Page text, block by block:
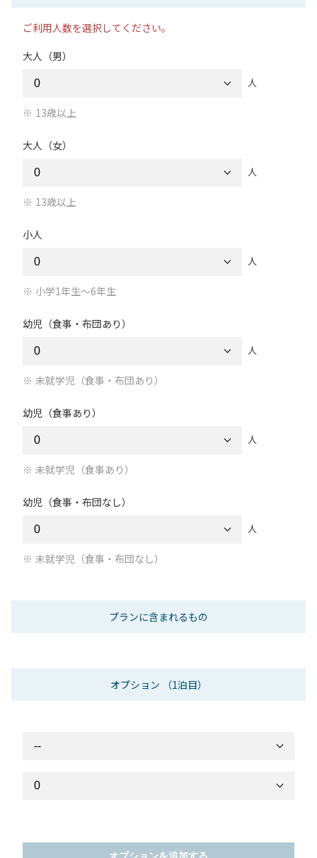
ご利用人数を選択してください。
大人（男）
人
13歳以上
大人（女）
人
13歳以上
小人
人
小学1年生～6年生
幼児（食事・布団あり）
人
未就学児（食事・布団あり）
幼児（食事あり）
人
未就学児（食事あり）
幼児（食事・布団なし）
人
未就学児（食事・布団なし）
プランに含まれるもの
オプション （1泊目）